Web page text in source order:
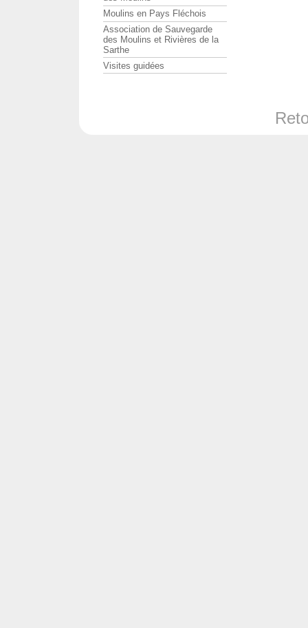
Moulins en Pays Fléchois
Association de Sauvegarde
des Moulins et Rivières de la
Sarthe
Visites guidées